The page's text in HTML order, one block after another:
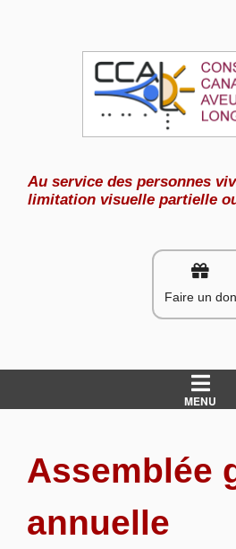
Au service des personnes
limitation visuelle partielle
Faire un don
MENU
Assemblée
annuelle